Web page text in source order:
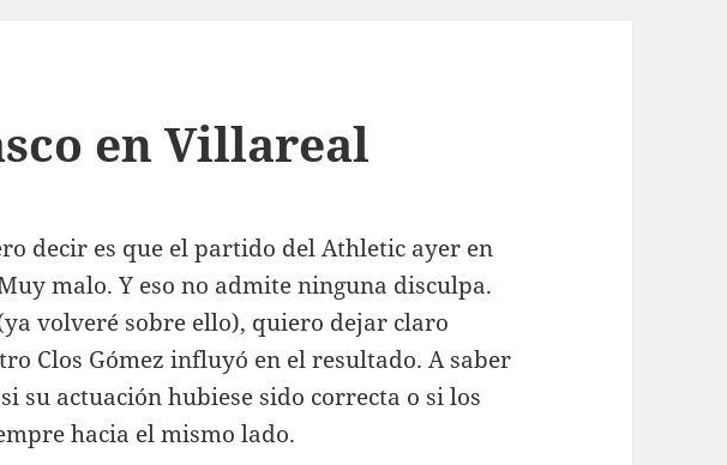
en Villareal
decir es que el partido del Athletic ayer en
malo. Y eso no admite ninguna disculpa.
volveré sobre ello), quiero dejar claro
Clos Gómez influyó en el resultado. A saber
su actuación hubiese sido correcta o si los
hacia el mismo lado.